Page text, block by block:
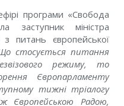
програми «Свобода
заступник міністра
питань європейської
стосується питання
режиму, то
Європарламенту
тижні тріалогу
Європейською Радою,